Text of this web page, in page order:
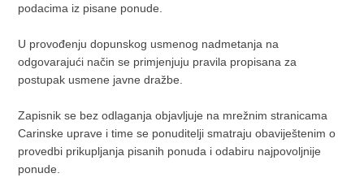
podacima iz pisane ponude.
U provođenju dopunskog usmenog nadmetanja na
odgovarajući način se primjenjuju pravila propisana za
postupak usmene javne dražbe.
Zapisnik se bez odlaganja objavljuje na mrežnim stranicama
Carinske uprave i time se ponuditelji smatraju obaviještenim o
provedbi prikupljanja pisanih ponuda i odabiru najpovoljnije
ponude.